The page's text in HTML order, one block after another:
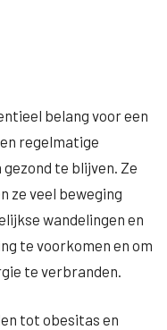
belang voor een
regelmatige
te blijven. Ze
ze veel beweging
wandelingen en
te voorkomen en om
te verbranden.
tot obesitas en